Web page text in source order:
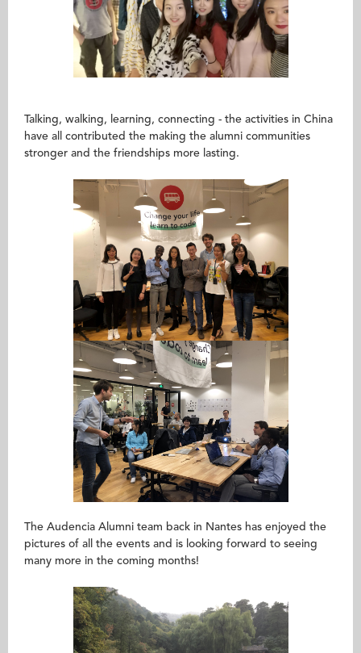
Talking, walking, learning, connecting - the activities in China
have all contributed the making the alumni communities
stronger and the friendships more lasting.
The Audencia Alumni team back in Nantes has enjoyed the
pictures of all the events and is looking forward to seeing
many more in the coming months!